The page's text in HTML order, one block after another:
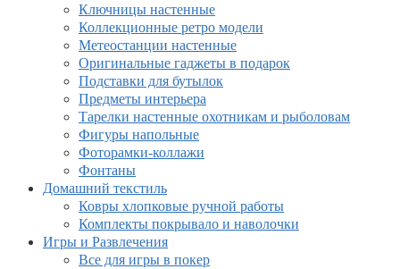
Ключницы настенные
Коллекционные ретро модели
Метеостанции настенные
Оригинальные гаджеты в подарок
Подставки для бутылок
Предметы интерьера
Тарелки настенные охотникам и рыболовам
Фигуры напольные
Фоторамки-коллажи
Фонтаны
Домашний текстиль
Ковры хлопковые ручной работы
Комплекты покрывало и наволочки
Игры и Развлечения
Все для игры в покер